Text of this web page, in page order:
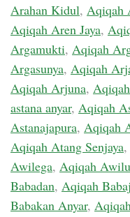
Arahan Kidul, Aqiqah
Aqiqah Aren Jaya,
Argamukti, Aqiqah
Argasunya, Aqiqah
Aqiqah Arjuna,
astana anyar, Aqiqah
Astanajapura, Aqiqah
Aqiqah Atang Senjaya,
Awilega, Aqiqah
Babadan, Aqiqah
Babakan Anyar,